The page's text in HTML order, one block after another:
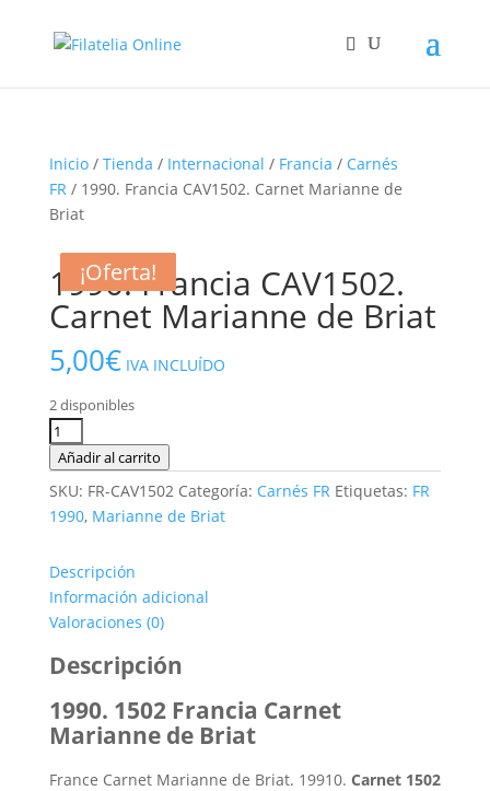
Inicio/ Tienda / Internacional / Francia / Carnés
FR/ 1990. Francia CAV1502. Carnet Marianne de
Briat
1990. Francia CAV1502.
Carnet Marianne de Briat
5,00€ IVA INCLUÍDO
2 disponibles
1990.
Francia
Marianne
Briat
cantidad
Añadir al carrito
SKU: FR-CAV1502 Categoría: Carnés FR Etiquetas: FR
1990, Marianne de Briat
Descripción
Información adicional
Valoraciones (0)
Descripción
1990. 1502 Francia Carnet
Marianne de Briat
France Carnet Marianne de Briat. 19910. Carnet 1502
¡Oferta!
¡Oferta!
¡Oferta!